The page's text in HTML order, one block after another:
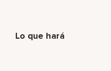
Lo que hará